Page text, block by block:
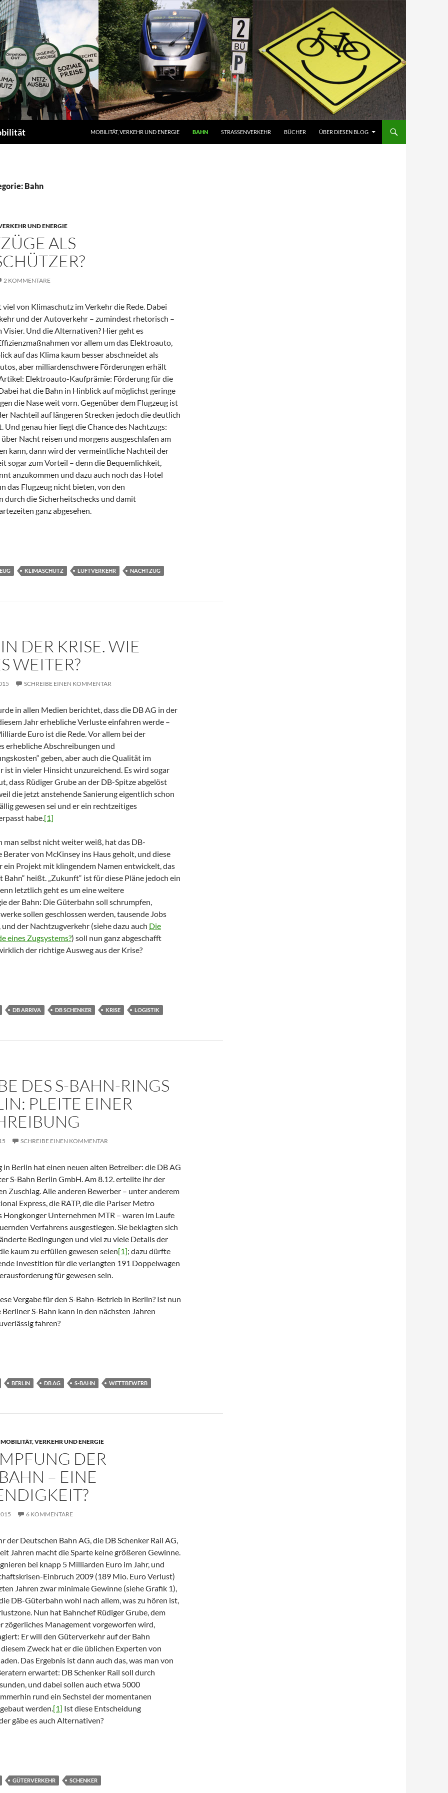
MOBILITÄT, VERKEHR UND ENERGIE
BAHN STRASSENVERKEHR BÜCHER ÜBER DIESEN BLOG
Bahn
UND ENERGIE
ALS
2 KOMMENTARE
von Klimaschutz im Verkehr die Rede. Dabei
und der Autoverkehr – zumindest rhetorisch –
Visier. Und die Alternativen? Hier geht es
vor allem um das Elektro­auto,
auf das Klima kaum besser abschneidet als
aber milliardenschwere Förderungen erhält
Elektroauto-Kaufprämie: Förderung für die
hat die Bahn in Hinblick auf möglichst geringe
die Nase weit vorn. Gegenüber dem Flugzeug ist
Nachteil auf längeren Strecken jedoch die deutlich
Und genau hier liegt die Chance des Nachtzugs:
Nacht reisen und morgens ausgeschlafen am
kann, dann wird der vermeintliche Nachteil der
sogar zum Vorteil – denn die Bequemlichkeit,
anzukommen und dazu auch noch das Hotel
das Flugzeug nicht bieten, von den
durch die Sicherheitschecks und damit
ganz abgesehen.
KLIMASCHUTZ LUFTVERKEHR NACHTZUG
DER KRISE. WIE
WEITER?
SCHREIBE EINEN KOMMENTAR
in allen Medien berichtet, dass die DB AG in der
Jahr erhebliche Verluste einfahren werde –
Euro ist die Rede. Vor allem bei der
erhebliche Abschreibungen und
geben, aber auch die Qualität im
ist in vieler Hinsicht unzureichend. Es wird sogar
dass Rüdiger Grube an der DB-Spitze abgelöst
die jetzt anstehende Sanierung eigentlich schon
gewesen sei und er ein rechtzeitiges
habe.[1]
man selbst nicht weiter weiß, hat das DB-
Berater von McKinsey ins Haus geholt, und diese
ein Projekt mit klingendem Namen entwickelt, das
Bahn“ heißt. „Zukunft“ ist für diese Pläne jedoch ein
letztlich geht es um eine weitere
der Bahn: Die Güterbahn soll schrumpfen,
sollen geschlossen werden, tausende Jobs
der Nachtzugverkehr (siehe dazu auch Die
eines Zugsystems?) soll nun ganz abgeschafft
der richtige Ausweg aus der Krise?
Wie geht es weiter?
DB ARRIVA DB SCHENKER KRISE LOGISTIK
DES S-BAHN-RINGS
PLEITE EINER
SCHREIBE EINEN KOMMENTAR
in Berlin hat einen neuen alten Betreiber: die DB AG
S-Bahn Berlin GmbH. Am 8.12. erteilte ihr der
Zuschlag. Alle anderen Bewerber – unter anderem
Express, die RATP, die die Pariser Metro
Hongkonger Unternehmen MTR – waren im Laufe
Verfahrens ausgestiegen. Sie beklagten sich
Bedingungen und viel zu viele Details der
kaum zu erfüllen gewesen seien[1]; dazu dürfte
Investition für die verlangten 191 Doppelwagen
für gewesen sein.
Vergabe für den S-Bahn-Betrieb in Berlin? Ist nun
Berliner S-Bahn kann in den nächsten Jahren
fahren?
Rings in Berlin: Pleite einer Ausschreibung
BERLIN DB AG S-BAHN WETTBEWERB
MOBILITÄT, VERKEHR UND ENERGIE
DER
– EINE
6 KOMMENTARE
der Deutschen Bahn AG, die DB Schenker Rail AG,
Jahren macht die Sparte keine größeren Gewinne.
bei knapp 5 Milliarden Euro im Jahr, und
Einbruch 2009 (189 Mio. Euro Verlust)
Jahren zwar minimale Gewinne (siehe Grafik 1),
DB-Güterbahn wohl nach allem, was zu hören ist,
Nun hat Bahnchef Rüdiger Grube, dem
zögerliches Management vorgeworfen wird,
Er will den Güterverkehr auf der Bahn
Zweck hat er die üblichen Experten von
Das Ergebnis ist dann auch das, was man von
erwartet: DB Schenker Rail soll durch
und dabei sollen auch etwa 5000
rund ein Sechstel der momentanen
werden.[1] Ist diese Entscheidung
gäbe es auch Alternativen?
Güterbahn – eine Notwendigkeit?
GÜTERVERKEHR SCHENKER